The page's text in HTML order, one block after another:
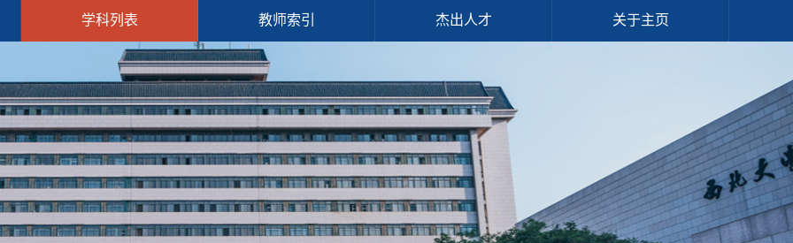
学科列表 教师索引 杰出人才 关于主页